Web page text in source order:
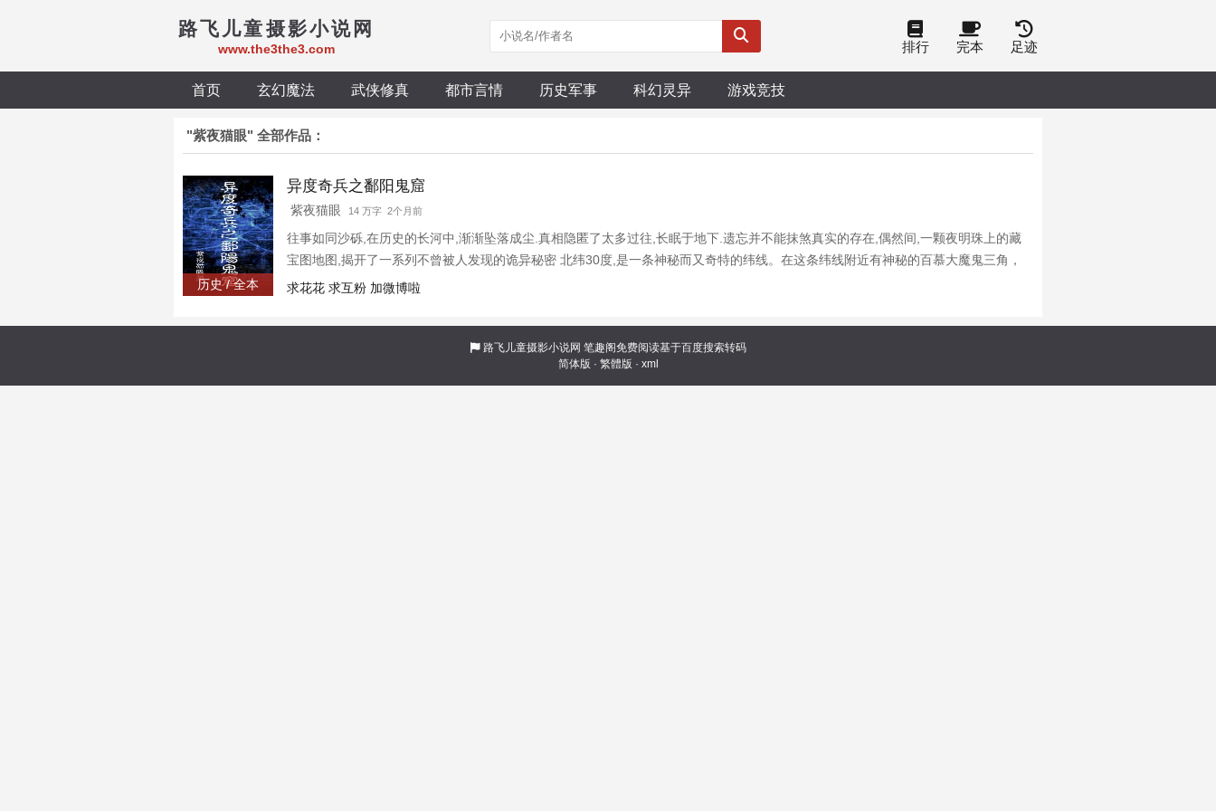
路飞儿童摄影小说网
www.the3the3.com 排行 完本 足迹
首页 玄幻魔法 武侠修真 都市言情 历史军事 科幻灵异 游戏竞技
"紫夜猫眼" 全部作品：
历史 / 全本
异度奇兵之鄱阳鬼窟
紫夜猫眼 14 万字 2个月前
往事如同沙砾,在历史的长河中,渐渐坠落成尘.真相隐匿了太多过往,长眠于地下.遗忘并不能抹煞真实的存在,偶然间,一颗夜明珠上的藏
宝图地图,揭开了一系列不曾被人发现的诡异秘密 北纬30度,是一条神秘而又奇特的纬线。在这条纬线附近有神秘的百慕大魔鬼三角，
埃及金字塔，三星堆,沉没的亚特兰蒂斯，玛雅文明,古巴比伦王国……为什么高度发展的史前文明只出现在这一纬度,为什么世界各国
求花花 求互粉 加微博啦
路飞儿童摄影小说网 笔趣阁免费阅读基于百度搜索转码
简体版 · 繁體版 · xml